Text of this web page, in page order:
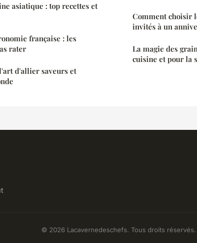
asiatique : top recettes et
française : les
rater
d'allier saveurs et
Comment choisir
invités à un
La magie des
cuisine et pour la
© 2026 Lacavernedeschefs. Tous droits réservés.